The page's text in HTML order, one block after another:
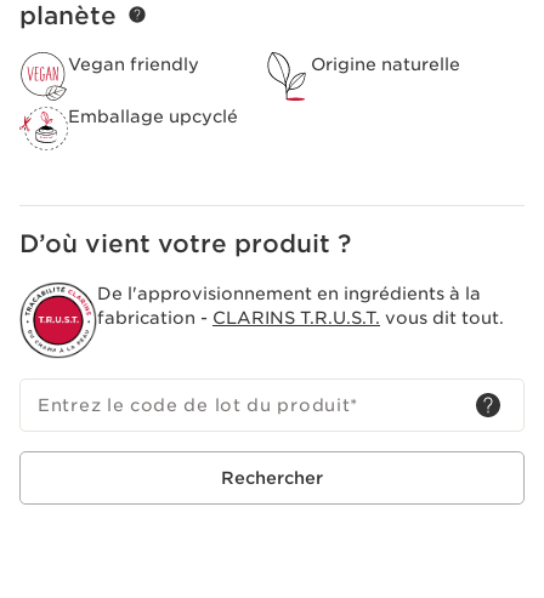
planète
Vegan friendly Origine naturelle
Emballage upcyclé
D’où vient votre produit ?
De l'approvisionnement en ingrédients à la
fabrication - CLARINS T.R.U.S.T. vous dit tout.
Entrez le code de lot du produit*
Rechercher